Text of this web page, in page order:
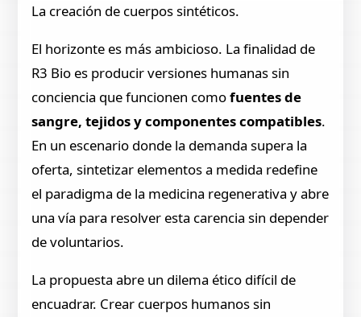
La creación de cuerpos sintéticos.
El horizonte es más ambicioso. La finalidad de
R3 Bio es producir versiones humanas sin
conciencia que funcionen comofuentes de
sangre, tejidos y componentes compatibles.
En un escenario donde la demanda supera la
oferta, sintetizar elementos a medida redefine
el paradigma de la medicina regenerativa y abre
una vía para resolver esta carencia sin depender
de voluntarios.
La propuesta abre un dilema ético difícil de
encuadrar. Crear cuerpos humanos sin